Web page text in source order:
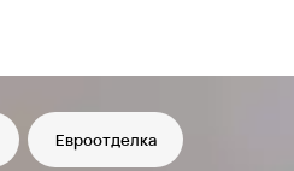
Евроотделка